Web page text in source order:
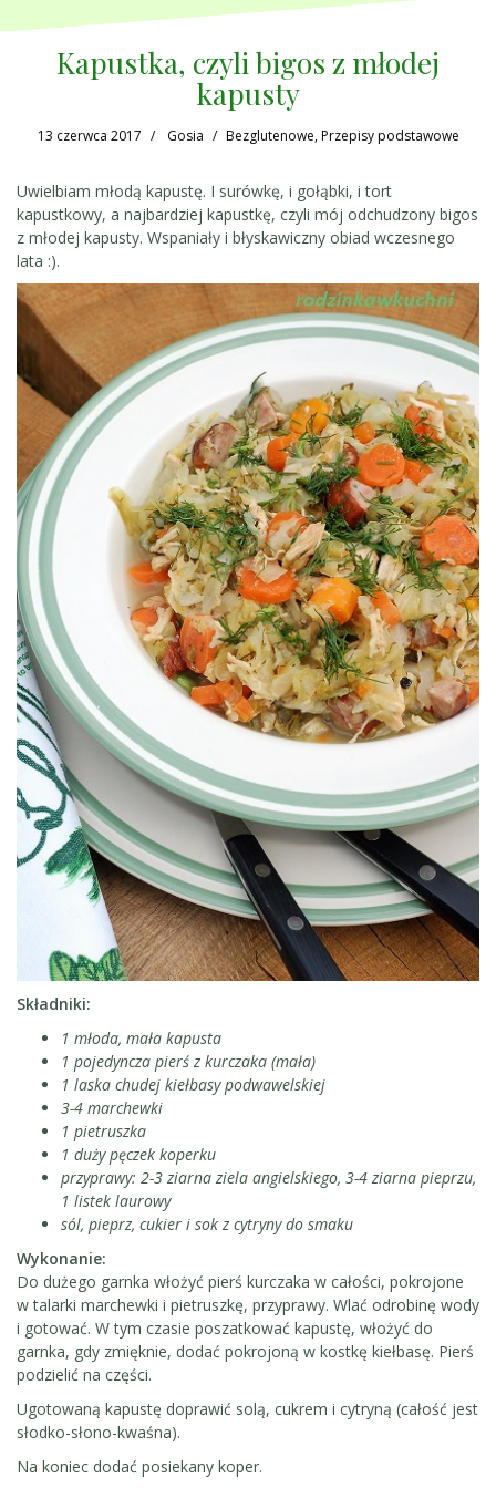
Kapustka, czyli bigos z młodej
kapusty
13 czerwca 2017 Gosia Bezglutenowe,Przepisy podstawowe
Uwielbiam młodą kapustę. I surówkę, i gołąbki, i tort
kapustkowy, a najbardziej kapustkę, czyli mój odchudzony bigos
z młodej kapusty. Wspaniały i błyskawiczny obiad wczesnego
lata :).
Składniki:
1 młoda, mała kapusta
1 pojedyncza pierś z kurczaka (mała)
1 laska chudej kiełbasy podwawelskiej
3-4 marchewki
1 pietruszka
1 duży pęczek koperku
przyprawy: 2-3 ziarna ziela angielskiego, 3-4 ziarna pieprzu,
1 listek laurowy
sól, pieprz, cukier i sok z cytryny do smaku
Wykonanie:
Do dużego garnka włożyć pierś kurczaka w całości, pokrojone
w talarki marchewki i pietruszkę, przyprawy. Wlać odrobinę wody
i gotować. W tym czasie poszatkować kapustę, włożyć do
garnka, gdy zmięknie, dodać pokrojoną w kostkę kiełbasę. Pierś
podzielić na części.
Ugotowaną kapustę doprawić solą, cukrem i cytryną (całość jest
słodko-słono-kwaśna).
Na koniec dodać posiekany koper.